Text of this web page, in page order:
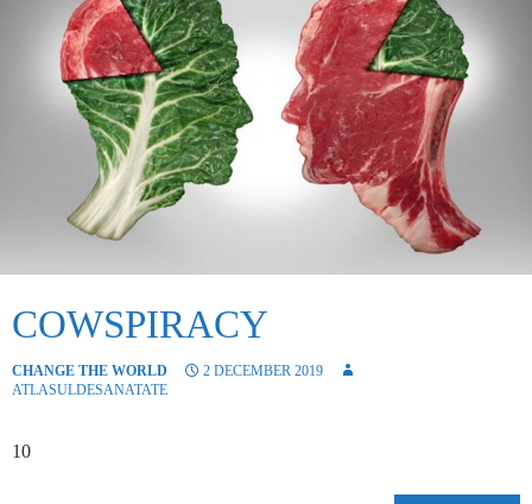
COWSPIRACY
CHANGE THE WORLD
2 DECEMBER 2019
ATLASULDESANATATE
10